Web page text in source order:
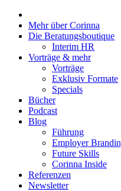
Mehr über Corinna
Die Beratungsboutique
Interim HR
Vorträge & mehr
Vorträge
Exklusiv Formate
Specials
Bücher
Podcast
Blog
Führung
Employer
Future Skills
Corinna Inside
Referenzen
Newsletter